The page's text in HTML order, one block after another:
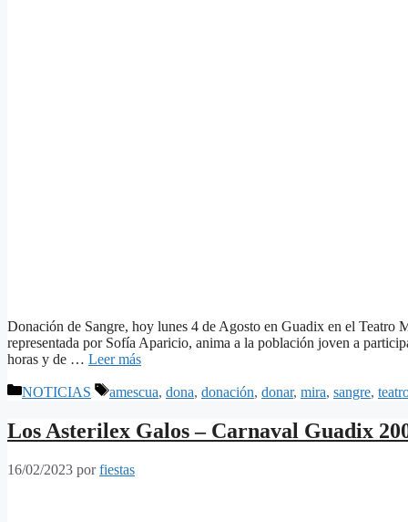
Donación de Sangre, hoy lunes 4 de Agosto en Guadix en el
representada por Sofía Aparicio, anima a la población joven a
horas y de … Leer más
Categorías
NOTICIAS Etiquetas
amescua, dona, donación, donar, mira, sangre,
Los Asterilex Galos – Carnaval Guadix
16/02/2023 porfiestas